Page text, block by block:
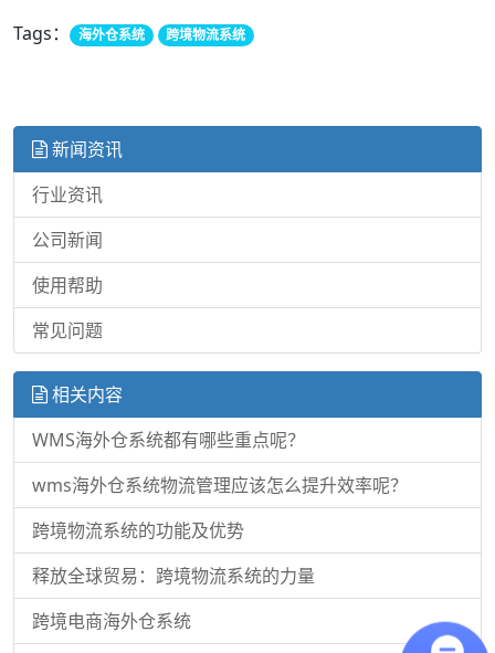
Tags： 海外仓系统 跨境物流系统
新闻资讯
行业资讯
公司新闻
使用帮助
常见问题
相关内容
WMS海外仓系统都有哪些重点呢？
wms海外仓系统物流管理应该怎么提升效率呢？
跨境物流系统的功能及优势
释放全球贸易：跨境物流系统的力量
跨境电商海外仓系统